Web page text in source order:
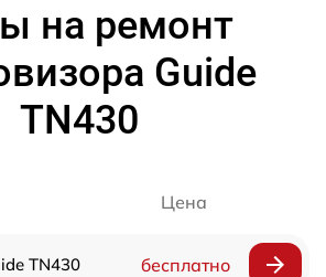
на ремонт
Guide
TN430
Цена
TN430 бесплатно